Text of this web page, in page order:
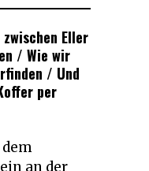
zwischen Eller
/ Wie wir
/ Und
per
an der